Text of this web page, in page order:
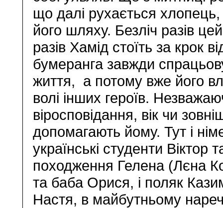
що далі рухається
його шляху. Безліч разів
разів Хамід стоїть за крок
бумеранга завжди
життя, а потому вже його
волі інших героїв.
віросповідання, вік чи
допомагають йому. Тут і
українські студенти Віктор
походження Гелена (Лєна
та баба Орися, і поляк
Настя, в майбутньому